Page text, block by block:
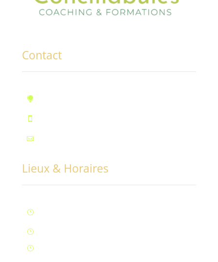
Contact



Lieux & Horaires
}
}
}